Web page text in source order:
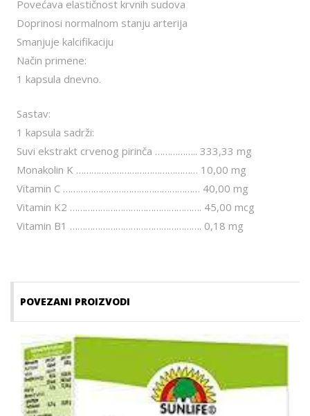
Povećava elastičnost krvnih sudova
Doprinosi normalnom stanju arterija
Smanjuje kalcifikaciju
Način primene:
1 kapsula dnevno.
Sastav:
1 kapsula sadrži:
Suvi ekstrakt crvenog pirinča …………….. 333,33 mg
Monakolin K ………………………………………… 10,00 mg
Vitamin C ……………………………………………… 40,00 mg
Vitamin K2 ……………………………………………. 45,00 mcg
Vitamin B1 ……………………………………………. 0,18 mg
POVEZANI PROIZVODI